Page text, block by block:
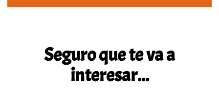
Seguro que te va a
interesar...